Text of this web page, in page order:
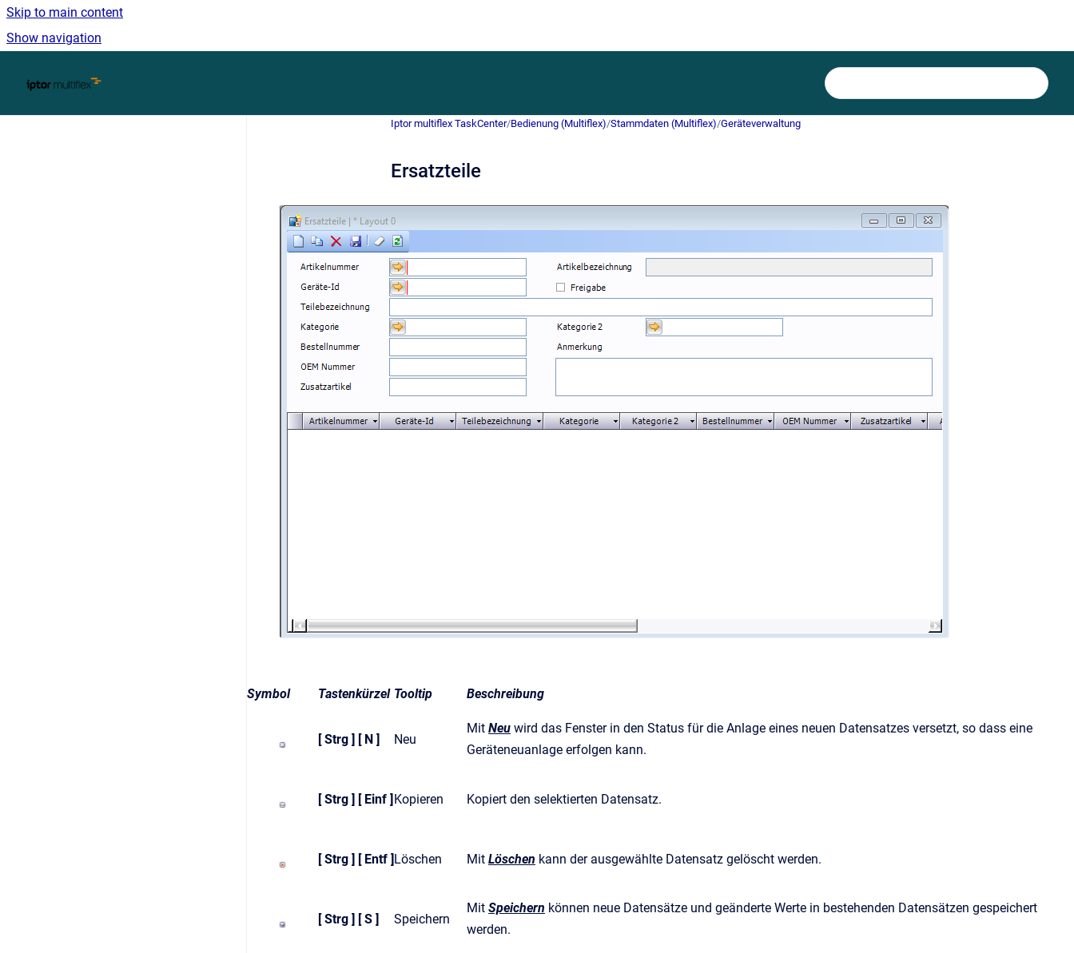
Skip to main content
Show navigation
Iptor multiflex TaskCenter/Bedienung (Multiflex)/Stammdaten (Multiflex)/Geräteverwaltung
Ersatzteile
Symbol Tastenkürzel Tooltip Beschreibung
[ Strg ] [ N ] Neu
Mit Neu wird das Fenster in den Status für die Anlage eines neuen Datensatzes versetzt, so dass eine
Geräteneuanlage erfolgen kann.
[ Strg ] [ Einf ] Kopieren Kopiert den selektierten Datensatz.
[ Strg ] [ Entf ]Löschen Mit Löschen kann der ausgewählte Datensatz gelöscht werden.
[ Strg ] [ S ] Speichern
Mit Speichern können neue Datensätze und geänderte Werte in bestehenden Datensätzen gespeichert
werden.